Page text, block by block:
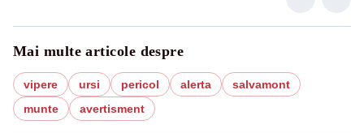
Mai multe articole despre
vipere ursi pericol alerta
salvamont
munte
avertisment